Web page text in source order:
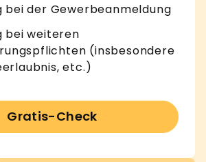
bei der Gewerbeanmeldung
bei weiteren
(insbesondere
etc.)
Gratis-Check